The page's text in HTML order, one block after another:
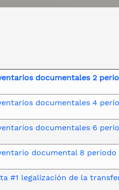
documentales 2
documentales 4
documentales 6
documental 8
#1 legalización de la